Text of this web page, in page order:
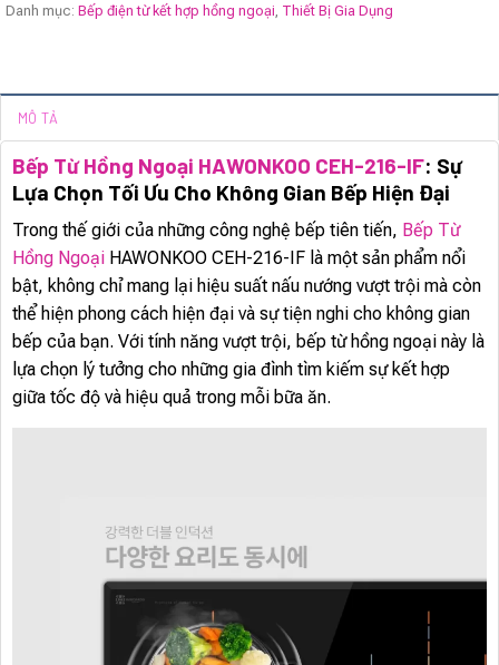
Danh mục: Bếp điện từ kết hợp hồng ngoại Thiết Bị Gia Dụng
MÔ TẢ
Bếp Từ Hồng Ngoại HAWONKOO CEH-216-IF: Sự
Lựa Chọn Tối Ưu Cho Không Gian Bếp Hiện Đại
Trong thế giới của những công nghệ bếp tiên tiến, Bếp Từ
Hồng Ngoại HAWONKOO CEH-216-IF là một sản phẩm nổi
bật, không chỉ mang lại hiệu suất nấu nướng vượt trội mà còn
thể hiện phong cách hiện đại và sự tiện nghi cho không gian
bếp của bạn. Với tính năng vượt trội, bếp từ hồng ngoại này là
lựa chọn lý tưởng cho những gia đình tìm kiếm sự kết hợp
giữa tốc độ và hiệu quả trong mỗi bữa ăn.